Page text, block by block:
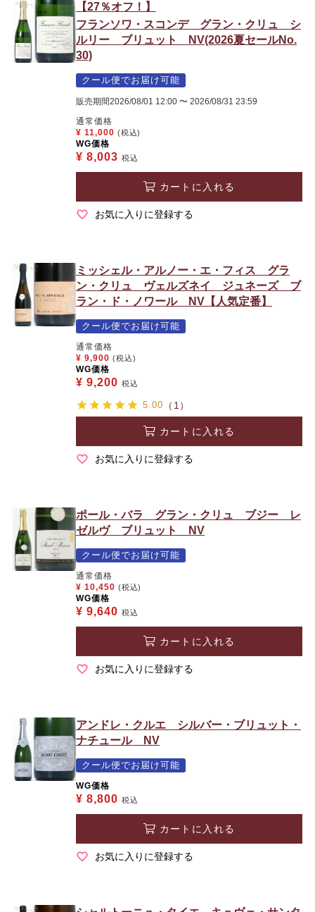
【27％オフ！】
フランソワ・スコンデ グラン・クリュ シ
ルリー ブリュット NV(2026夏セールNo.
30)
クール便でお届け可能
販売期間2026/08/01 12:00 〜 2026/08/31 23:59
通常価格
¥ 11,000 (税込)
WG価格
¥ 8,003 税込
カートに入れる
お気に入りに登録する
ミッシェル・アルノー・エ・フィス グラ
ン・クリュ ヴェルズネイ ジュネーズ ブ
ラン・ド・ノワール NV【人気定番】
クール便でお届け可能
通常価格
¥ 9,900 (税込)
WG価格
¥ 9,200 税込
5.00 （1）
カートに入れる
お気に入りに登録する
ポール・バラ グラン・クリュ ブジー レ
ゼルヴ ブリュット NV
クール便でお届け可能
通常価格
¥ 10,450 (税込)
WG価格
¥ 9,640 税込
カートに入れる
お気に入りに登録する
アンドレ・クルエ シルバー・ブリュット・
ナチュール NV
クール便でお届け可能
WG価格
¥ 8,800 税込
カートに入れる
お気に入りに登録する